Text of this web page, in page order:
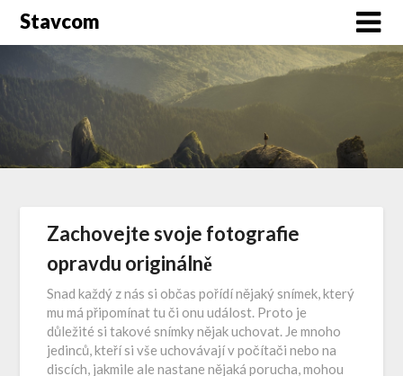
Stavcom
Zachovejte svoje fotografie
opravdu originálně
Snad každý z nás si občas pořídí nějaký snímek, který
mu má připomínat tu či onu událost. Proto je
důležité si takové snímky nějak uchovat. Je mnoho
jedinců, kteří si vše uchovávají v počítači nebo na
discích, jakmile ale nastane nějaká porucha, mohou